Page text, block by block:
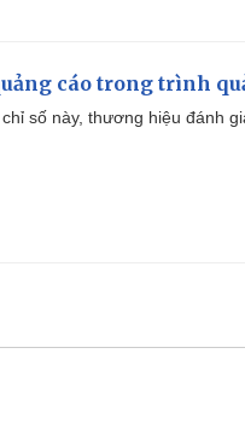
cáo trong trình
số này, thương hiệu đánh